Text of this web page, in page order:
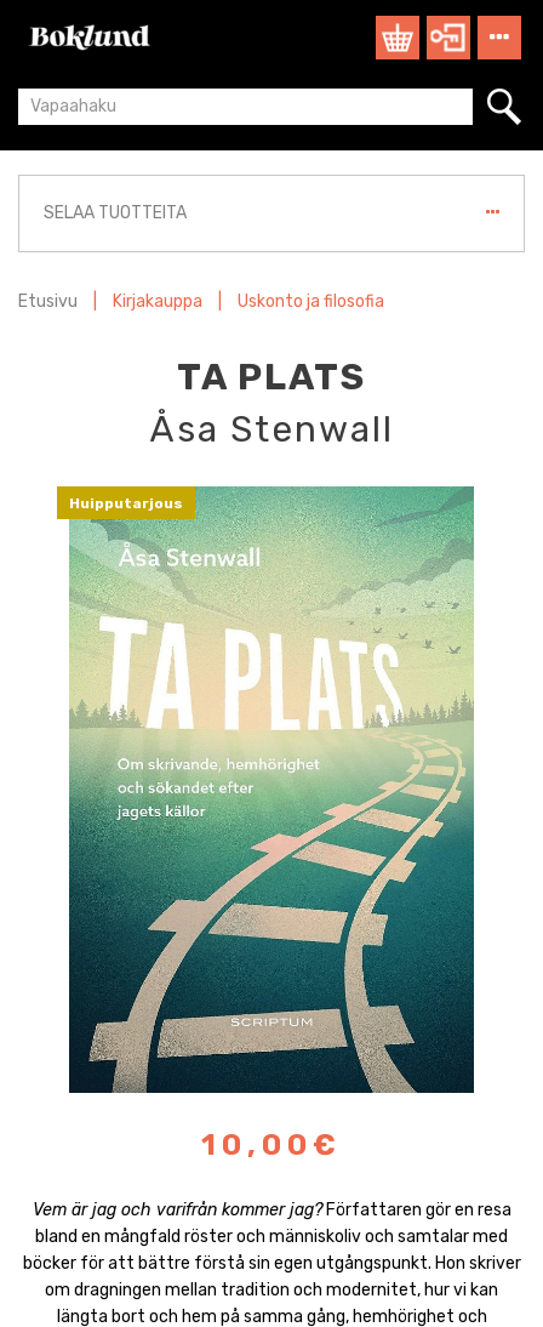
SELAA TUOTTEITA
Etusivu Kirjakauppa Uskonto ja filosofia
TA PLATS
Åsa Stenwall
Huipputarjous
10,00€
Vem är jag och varifrån kommer jag?Författaren gör en resa
bland en mångfald röster och människoliv och samtalar med
böcker för att bättre förstå sin egen utgångspunkt. Hon skriver
om dragningen mellan tradition och modernitet, hur vi kan
längta bort och hem på samma gång, hemhörighet och